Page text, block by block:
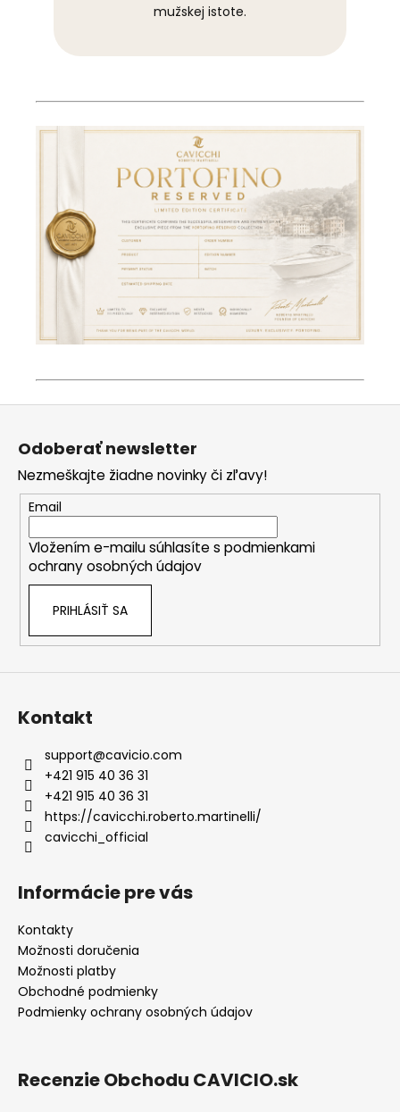
mužskej istote.
Z
Odoberať newsletter
Nezmeškajte žiadne novinky či zľavy!
Email
Vložením e-mailu súhlasíte s podmienkami
ochrany osobných údajov
PRIHLÁSIŤ SA
Kontakt
support@cavicio.com
+421 915 40 36 31
+421 915 40 36 31
https://cavicchi.roberto.martinelli/
cavicchi_official
Informácie pre vás
Kontakty
Možnosti doručenia
Možnosti platby
Obchodné podmienky
Podmienky ochrany osobných údajov
Recenzie Obchodu CAVICIO.sk